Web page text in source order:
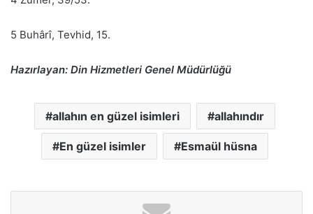
5 Buhârî, Tevhid, 15.
Hazırlayan: Din Hizmetleri Genel Müdürlüğü
allahın en güzel isimleri allahındır
En güzel isimler Esmaül hüsna